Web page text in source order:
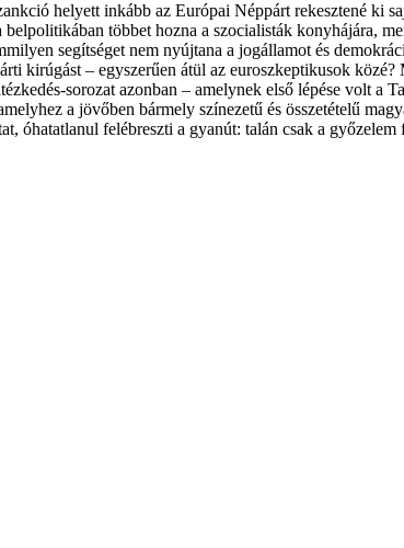
helyett inkább az Európai Néppárt rekesztené ki
többet hozna a szocialisták konyhájára,
segítséget nem nyújtana a jogállamot és
kirúgást – egyszerűen átül az euroszkeptikusok
sorozat azonban – amelynek első lépése volt a
a jövőben bármely színezetű és összetételű
óhatatlanul felébreszti a gyanút: talán csak a